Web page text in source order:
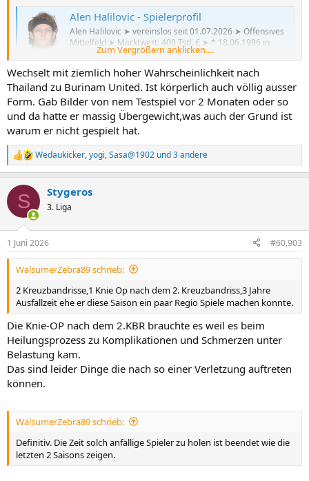
Alen Halilovic - Spielerprofil
Alen Halilovic ➤ vereinslos seit 01.07.2026 ➤ Offensives
Mittelfeld ➤ Marktwert: 400 Tsd. € ➤ * 18.06.1996 in
Dubrovnik, Kroatien
www.transfermarkt.de
Zum Vergrößern anklicken....
Wechselt mit ziemlich hoher Wahrscheinlichkeit nach
Thailand zu Burinam United. Ist körperlich auch völlig ausser
Form. Gab Bilder von nem Testspiel vor 2 Monaten oder so
und da hatte er massig Übergewicht,was auch der Grund ist
warum er nicht gespielt hat.
R
e
k
i
e
n
Wedaukicker,yogi,Sasa@1902 und 3 andere
S Stygeros
3. Liga
1 Juni 2026 #60,903
WalsumerZebra89 schrieb:
2 Kreuzbandrisse,1 Knie Op nach dem 2. Kreuzbandriss,3 Jahre
Ausfallzeit ehe er diese Saison ein paar Regio Spiele machen konnte.
Die Knie-OP nach dem 2.KBR brauchte es weil es beim
Heilungsprozess zu Komplikationen und Schmerzen unter
Belastung kam.
Das sind leider Dinge die nach so einer Verletzung auftreten
können.
WalsumerZebra89 schrieb:
Definitiv. Die Zeit solch anfällige Spieler zu holen ist beendet wie die
letzten 2 Saisons zeigen.